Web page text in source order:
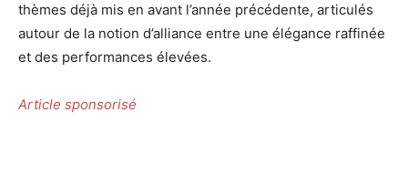
thèmes déjà mis en avant l’année précédente, articulés
autour de la notion d’alliance entre une élégance raffinée
et des performances élevées.
Article sponsorisé